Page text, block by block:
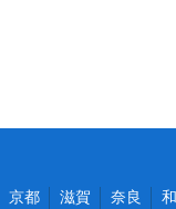
京都 滋賀 奈良